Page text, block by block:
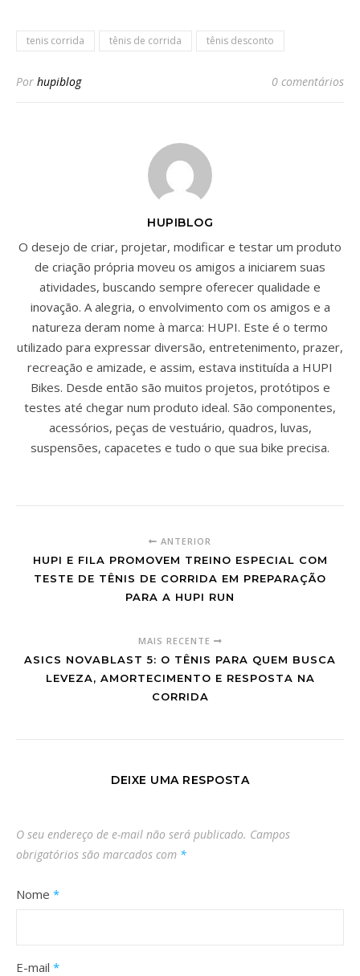
tenis corrida tênis de corrida tênis desconto
Por hupiblog 0 comentários
HUPIBLOG
O desejo de criar, projetar, modificar e testar um produto
de criação própria moveu os amigos a iniciarem suas
atividades, buscando sempre oferecer qualidade e
inovação. A alegria, o envolvimento com os amigos e a
natureza deram nome à marca: HUPI. Este é o termo
utilizado para expressar diversão, entretenimento, prazer,
recreação e amizade, e assim, estava instituída a HUPI
Bikes. Desde então são muitos projetos, protótipos e
testes até chegar num produto ideal. São componentes,
acessórios, peças de vestuário, quadros, luvas,
suspensões, capacetes e tudo o que sua bike precisa.
ANTERIOR
HUPI E FILA PROMOVEM TREINO ESPECIAL COM
TESTE DE TÊNIS DE CORRIDA EM PREPARAÇÃO
PARA A HUPI RUN
MAIS RECENTE
ASICS NOVABLAST 5: O TÊNIS PARA QUEM BUSCA
LEVEZA, AMORTECIMENTO E RESPOSTA NA
CORRIDA
DEIXE UMA RESPOSTA
O seu endereço de e-mail não será publicado. Campos
obrigatórios são marcados com *
Nome *
E-mail *